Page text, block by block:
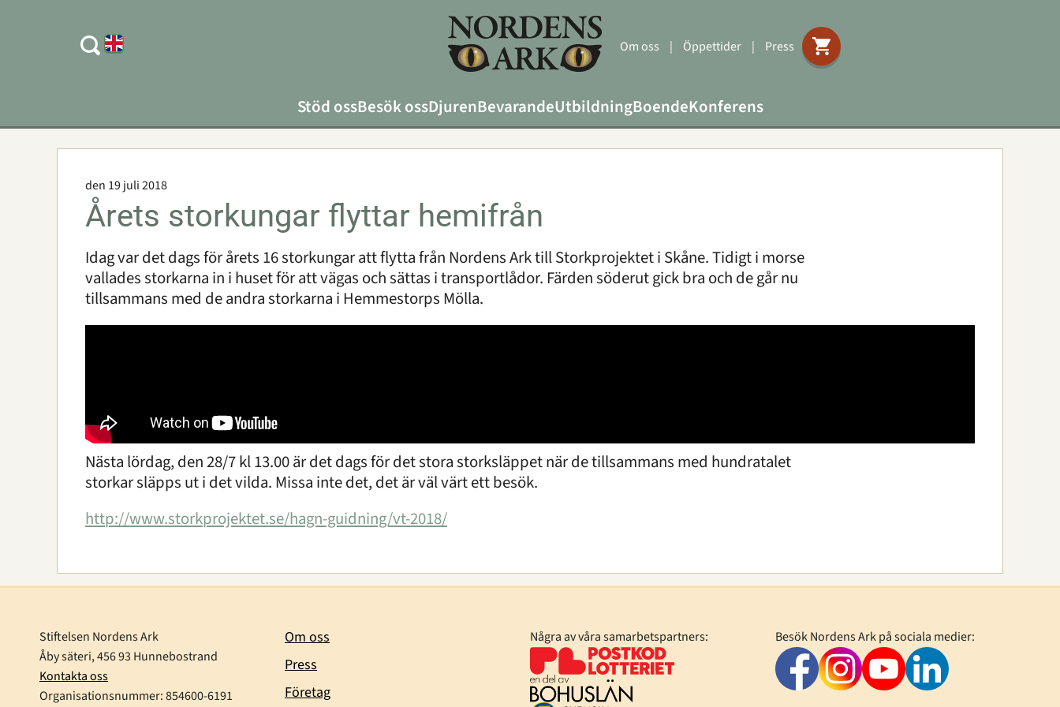
Om oss | Öppettider | Press
Stöd ossBesök ossDjurenBevarandeUtbildningBoendeKonferens
den 19 juli 2018
Årets storkungar flyttar hemifrån
Idag var det dags för årets 16 storkungar att flytta från Nordens Ark till Storkprojektet i Skåne. Tidigt i morse
vallades storkarna in i huset för att vägas och sättas i transportlådor. Färden söderut gick bra och de går nu
tillsammans med de andra storkarna i Hemmestorps Mölla.
Nästa lördag, den 28/7 kl 13.00 är det dags för det stora storksläppet när de tillsammans med hundratalet
storkar släpps ut i det vilda. Missa inte det, det är väl värt ett besök.
http://www.storkprojektet.se/hagn-guidning/vt-2018/
Stiftelsen Nordens Ark
Åby säteri, 456 93 Hunnebostrand
Kontakta oss
Organisationsnummer:854600-6191
Om oss
Press
Företag
Några av våra samarbetspartners: Besök Nordens Ark på sociala medier: